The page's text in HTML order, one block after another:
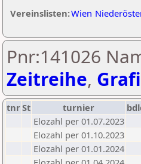
Vereinslisten:Wien
Pnr:141026
Zeitreihe,
tnrSt turnier
Elozahl per 01.07.2023
Elozahl per 01.10.2023
Elozahl per 01.01.2024